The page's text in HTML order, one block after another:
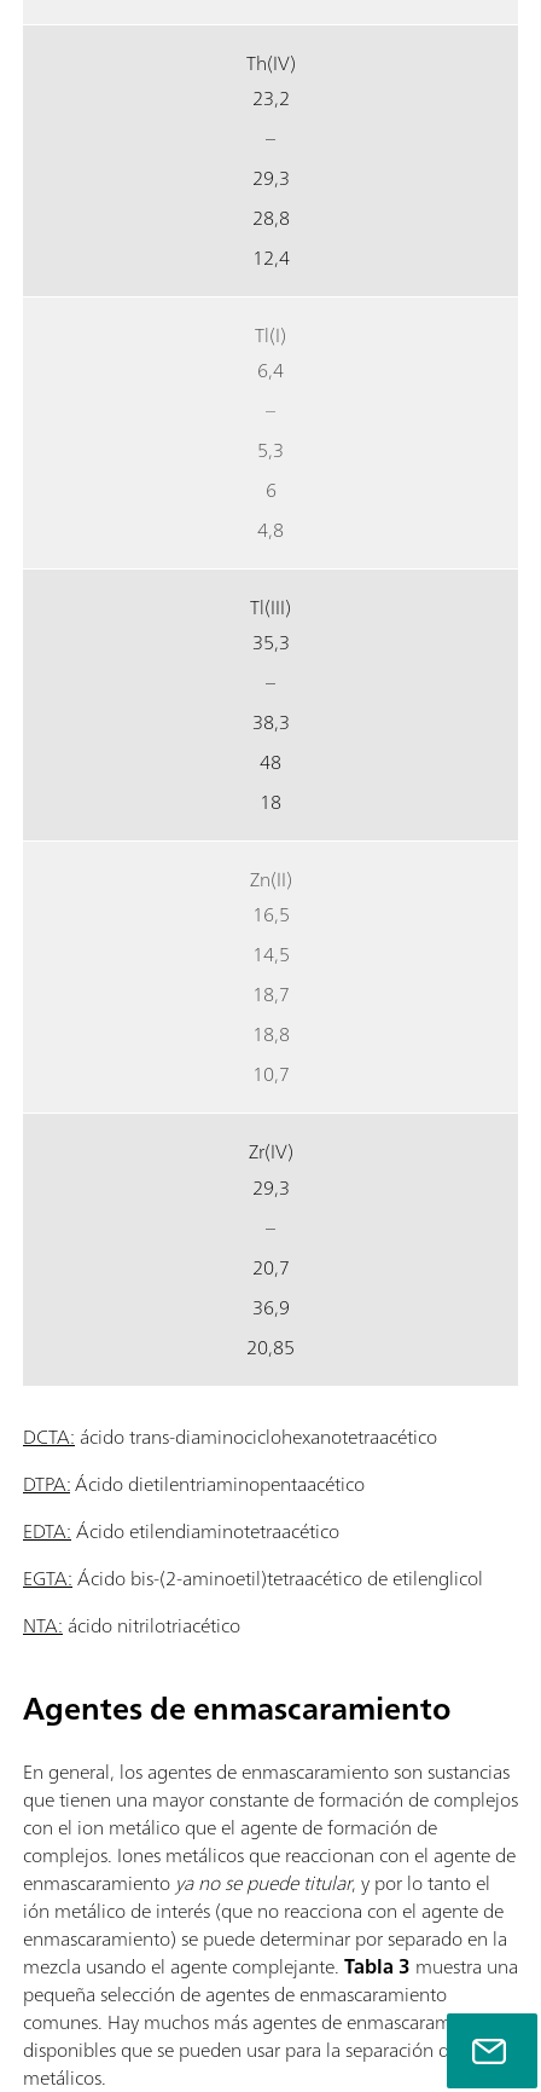
Th(IV)
23,2
–
29,3
28,8
12,4
Tl(I)
6,4
–
5,3
6
4,8
Tl(III)
35,3
–
38,3
48
18
Zn(II)
16,5
14,5
18,7
18,8
10,7
Zr(IV)
29,3
–
20,7
36,9
20,85
DCTA:ácido trans-diaminociclohexanotetraacético
DTPA:Ácido dietilentriaminopentaacético
EDTA:Ácido etilendiaminotetraacético
EGTA:Ácido bis-(2-aminoetil)tetraacético de etilenglicol
NTA:ácido nitrilotriacético
Agentes de enmascaramiento
En general, los agentes de enmascaramiento son sustancias
que tienen una mayor constante de formación de complejos
con el ion metálico que el agente de formación de
complejos. Iones metálicos que reaccionan con el agente de
enmascaramiento ya no se puede titular, y por lo tanto el
ión metálico de interés (que no reacciona con el agente de
enmascaramiento) se puede determinar por separado en la
mezcla usando el agente complejante.Tabla 3 muestra una
pequeña selección de agentes de enmascaramiento
comunes. Hay muchos más agentes de enmascaramiento
disponibles que se pueden usar para la separación de iones
metálicos.